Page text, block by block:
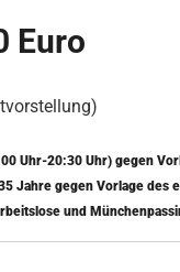
Euro
Uhr-20:30 Uhr) gegen
Jahre gegen Vorlage des
und